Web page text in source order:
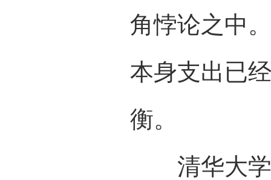
角悖论之中
本身支出已
衡。
清华大学